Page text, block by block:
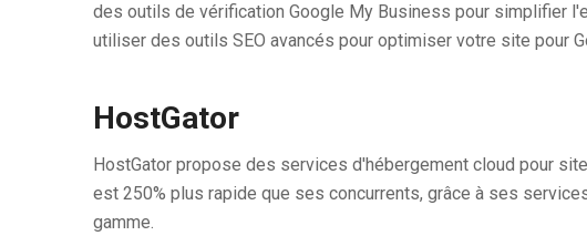
des outils de vérification Google My Business pour simplifier
utiliser des outils SEO avancés pour optimiser votre site pour
HostGator
HostGator propose des services d'hébergement cloud pour
est 250% plus rapide que ses concurrents, grâce à ses
gamme.